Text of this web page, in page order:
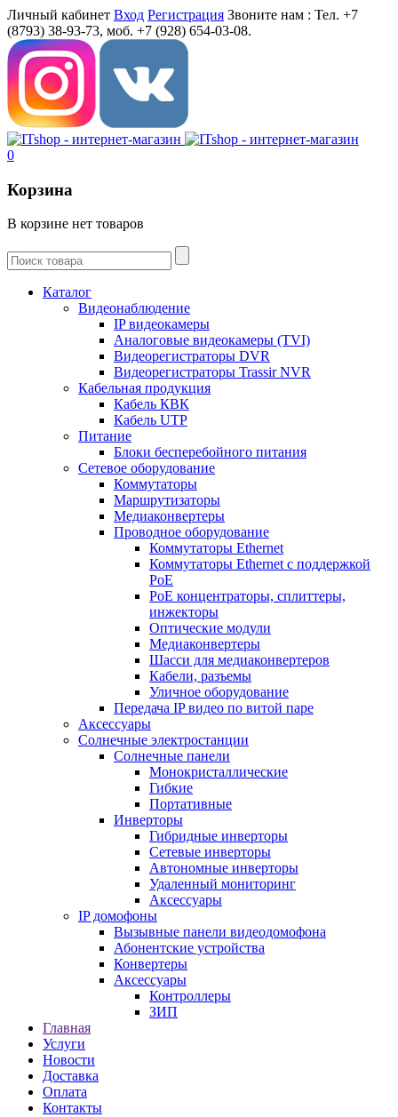
Личный кабинет Вход Регистрация Звоните нам : Тел. +7
(8793) 38-93-73, моб. +7 (928) 654-03-08.
0
Корзина
В корзине нет товаров
Каталог
Видеонаблюдение
IP видеокамеры
Aналоговые видеокамеры (TVI)
Видеорегистраторы DVR
Видеорегистраторы Trassir NVR
Кабельная продукция
Кабель КВК
Кабель UTP
Питание
Блоки бесперебойного питания
Сетевое оборудование
Коммутаторы
Маршрутизаторы
Медиаконвертеры
Проводное оборудование
Коммутаторы Ethernet
Коммутаторы Ethernet с поддержкой
PoE
РoЕ концентраторы, сплиттеры,
инжекторы
Оптические модули
Медиаконвертеры
Шасси для медиаконвертеров
Кабели, разъемы
Уличное оборудование
Передача IP видео по витой паре
Аксессуары
Солнечные электростанции
Солнечные панели
Монокристаллические
Гибкие
Портативные
Инверторы
Гибридные инверторы
Сетевые инверторы
Автономные инверторы
Удаленный мониторинг
Аксессуары
IP домофоны
Вызывные панели видеодомофона
Абонентские устройства
Конвертеры
Аксессуары
Контроллеры
ЗИП
Главная
Услуги
Новости
Доставка
Оплата
Контакты